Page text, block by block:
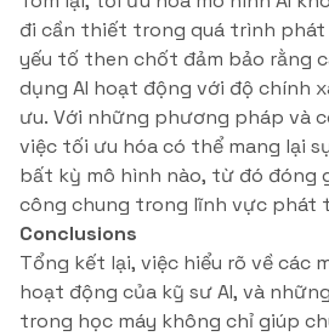
đi cần thiết trong quá trình phát
yếu tố then chốt đảm bảo rằng
dụng AI hoạt động với độ chính
ưu. Với những phương pháp và
việc tối ưu hóa có thể mang lại
bất kỳ mô hình nào, từ đó đóng
công chung trong lĩnh vực phát
Conclusions
Tổng kết lại, việc hiểu rõ về các
hoạt động của kỹ sư AI, và
trong học máy không chỉ giúp